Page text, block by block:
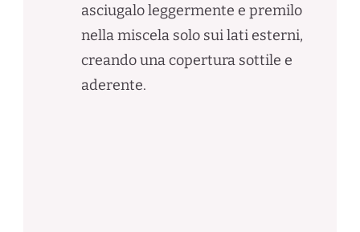
asciugalo leggermente e premilo
nella miscela solo sui lati esterni,
creando una copertura sottile e
aderente.